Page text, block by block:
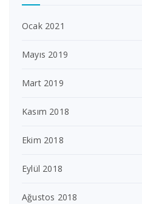
Ocak 2021
Mayıs 2019
Mart 2019
Kasım 2018
Ekim 2018
Eylül 2018
Ağustos 2018